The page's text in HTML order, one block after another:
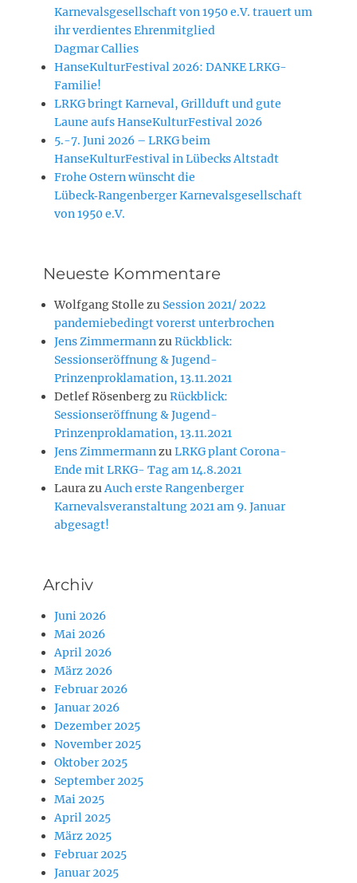
Karnevalsgesellschaft von 1950 e.V. trauert um
ihr verdientes Ehrenmitglied
Dagmar Callies
HanseKulturFestival 2026: DANKE LRKG-
Familie!
LRKG bringt Karneval, Grillduft und gute
Laune aufs HanseKulturFestival 2026
5.-7. Juni 2026 – LRKG beim
HanseKulturFestival in Lübecks Altstadt
Frohe Ostern wünscht die
Lübeck‑Rangenberger Karnevalsgesellschaft
von 1950 e.V.
Neueste Kommentare
Wolfgang Stolle zu Session 2021/ 2022
pandemiebedingt vorerst unterbrochen
Jens ZimmermannzuRückblick:
Sessionseröffnung & Jugend-
Prinzenproklamation, 13.11.2021
Detlef RösenbergzuRückblick:
Sessionseröffnung & Jugend-
Prinzenproklamation, 13.11.2021
Jens ZimmermannzuLRKG plant Corona-
Ende mit LRKG- Tag am 14.8.2021
LaurazuAuch erste Rangenberger
Karnevalsveranstaltung 2021 am 9. Januar
abgesagt!
Archiv
Juni 2026
Mai 2026
April 2026
März 2026
Februar 2026
Januar 2026
Dezember 2025
November 2025
Oktober 2025
September 2025
Mai 2025
April 2025
März 2025
Februar 2025
Januar 2025